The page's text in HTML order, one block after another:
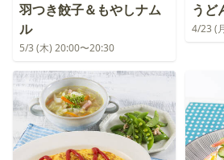
羽つき餃子＆もやしナム
ル
5/3 (木) 20:00〜20:30
うど
4/23 (